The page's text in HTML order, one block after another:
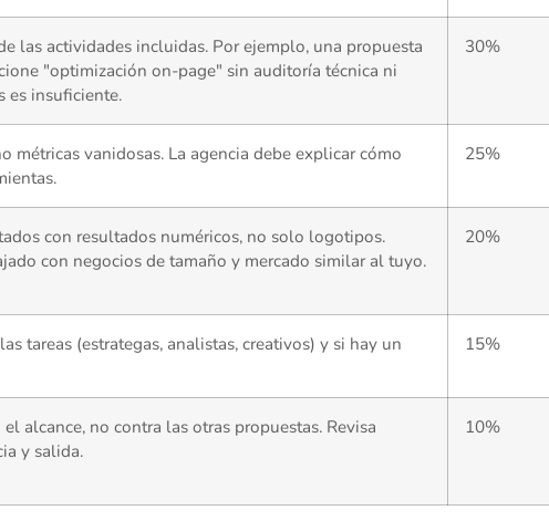
las actividades incluidas. Por ejemplo, una propuesta
"optimización on-page" sin auditoría técnica ni
es insuficiente.
30%
métricas vanidosas. La agencia debe explicar cómo
25%
con resultados numéricos, no solo logotipos.
con negocios de tamaño y mercado similar al tuyo.
20%
tareas (estrategas, analistas, creativos) y si hay un
15%
alcance, no contra las otras propuestas. Revisa
y salida.
10%